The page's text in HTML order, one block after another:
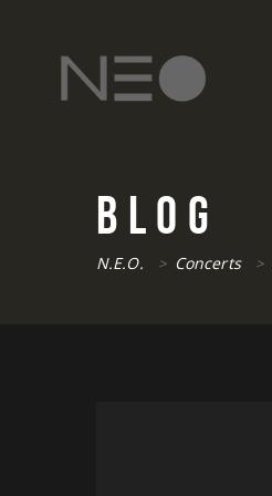
BLOG
N.E.O. > Concerts >